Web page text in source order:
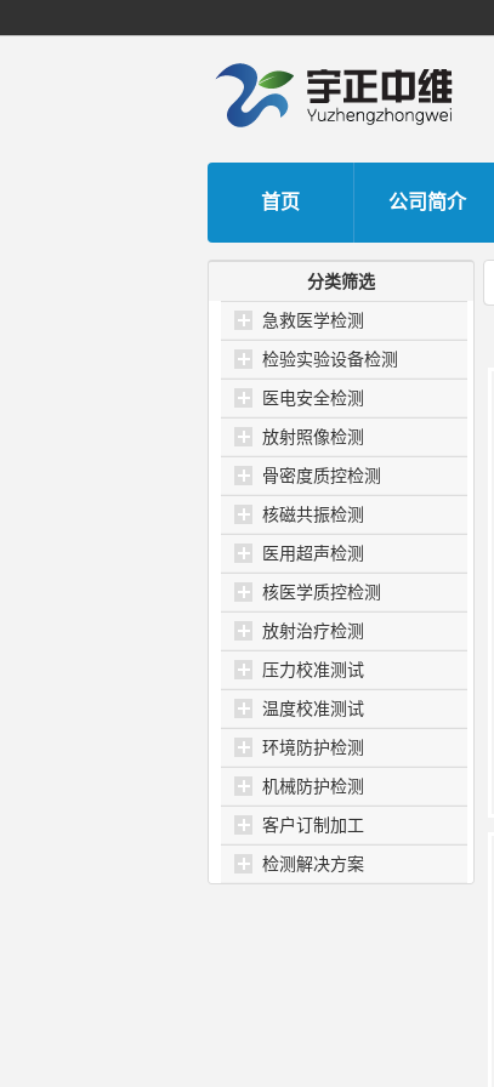
首页 公司简介
分类筛选
急救医学检测
检验实验设备检测
医电安全检测
放射照像检测
骨密度质控检测
核磁共振检测
医用超声检测
核医学质控检测
放射治疗检测
压力校准测试
温度校准测试
环境防护检测
机械防护检测
客户订制加工
检测解决方案